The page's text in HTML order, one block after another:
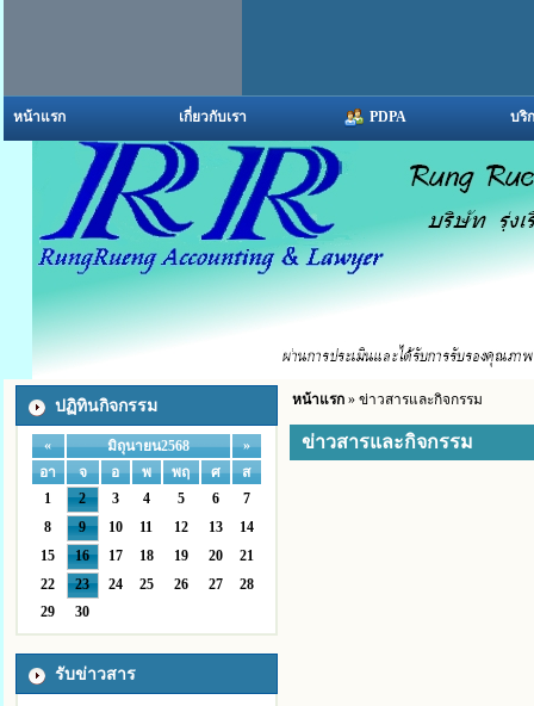
หน้าแรก เกี่ยวกับเรา PDPA บริ
ปฏิทินกิจกรรม
« มิถุนายน2568
»
อา
จ อ พ พฤ ศ
ส
1
2 3 4 5 6
7
8
9 10 11 12 13
14
15
16 17 18 19 20
21
22
23 24 25 26 27
28
29
30
รับข่าวสาร
หน้าแรก» ข่าวสารและกิจกรรม
ข่าวสารและกิจกรรม